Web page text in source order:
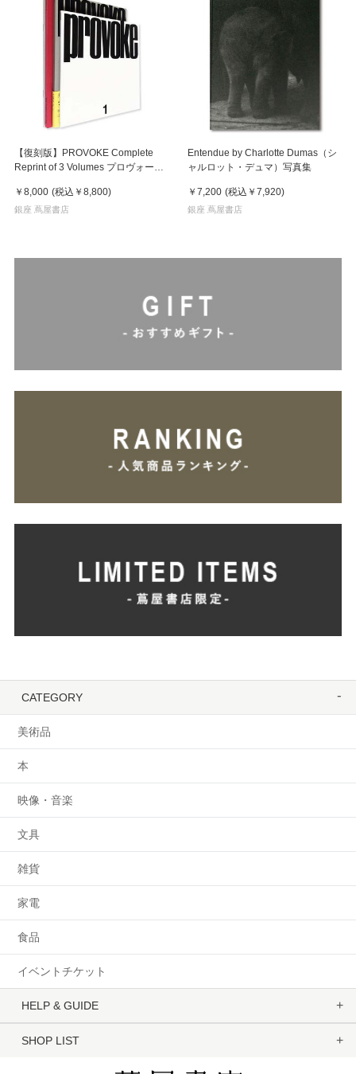
【復刻版】PROVOKE Complete
Reprint of 3 Volumes プロヴォーク
￥8,000 (税込 ￥8,800)
銀座 蔦屋書店
Entendue by Charlotte Dumas（シ
ャルロット・デュマ）写真集
￥7,200 (税込 ￥7,920)
銀座 蔦屋書店
CATEGORY
美術品
本
映像・音楽
文具
雑貨
家電
食品
イベントチケット
HELP & GUIDE
SHOP LIST